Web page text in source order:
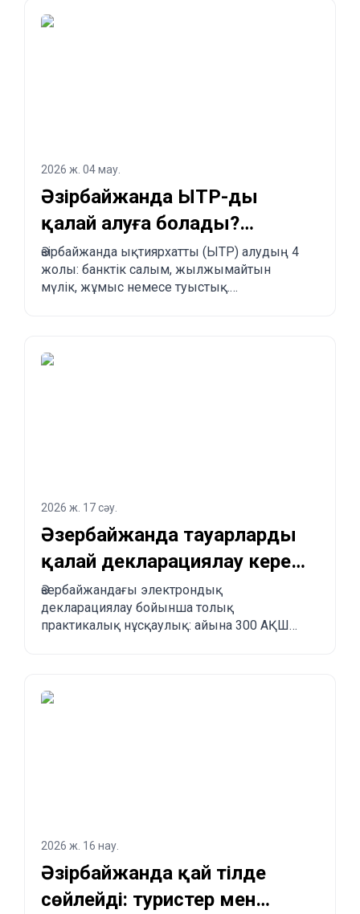
2026 ж. 04 мау.
Әзірбайжанда ЫТР-ды
қалай алуға болады?
Заңдастырудың 4 жолы
Әзірбайжанда ықтиярхатты (ЫТР) алудың 4
жолы: банктік салым, жылжымайтын
мүлік, жұмыс немесе туыстық.
2026 ж. 17 сәу.
Әзербайжанда тауарларды
қалай декларациялау керек
және Қытайдан
Әзербайжанға қалай
Әзербайжандағы электрондық
декларациялау бойынша толық
практикалық нұсқаулық: айына 300 АҚШ
Қытайдан, Түркиядан, АҚШ-тан және басқа
2026 ж. 16 нау.
Әзірбайжанда қай тілде
сөйлейді: туристер мен